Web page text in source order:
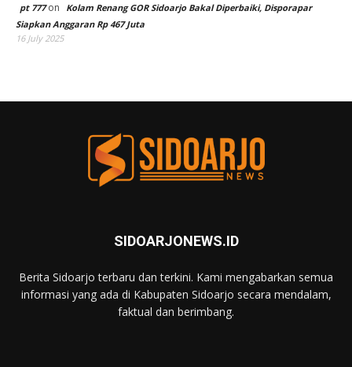
pt 777on
Kolam Renang GOR Sidoarjo Bakal Diperbaiki, Disporapar
Siapkan Anggaran Rp 467 Juta
16 July 2025
SIDOARJONEWS.ID
Berita Sidoarjo terbaru dan terkini. Kami mengabarkan semua
informasi yang ada di Kabupaten Sidoarjo secara mendalam,
faktual dan berimbang.